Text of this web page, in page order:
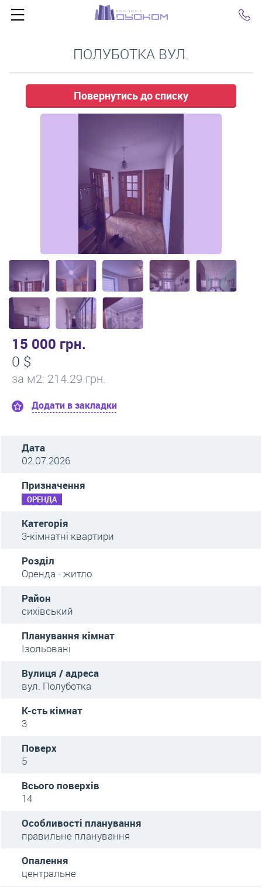
ПОЛУБОТКА ВУЛ.
Повернутись до списку
15 000 грн.
0 $
за м2: 214.29 грн.
Додати в закладки
Дата
02.07.2026
Призначення
ОРЕНДА
Категорія
3-кімнатні квартири
Розділ
Оренда - житло
Район
сихівський
Планування кімнат
Ізольовані
Вулиця / адреса
вул. Полуботка
К-сть кімнат
3
Поверх
5
Всього поверхів
14
Особливості планування
правильне планування
Опалення
центральне